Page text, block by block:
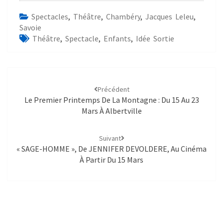
Spectacles, Théâtre, Chambéry, Jacques Leleu,
Savoie
Théâtre, Spectacle, Enfants, Idée Sortie
Précédent
Le Premier Printemps De La Montagne : Du 15 Au 23
Mars À Albertville
Suivant
« SAGE-HOMME », De JENNIFER DEVOLDERE, Au Cinéma
À Partir Du 15 Mars